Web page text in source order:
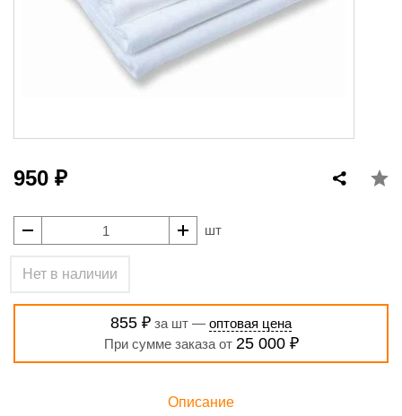
950 ₽
шт
Нет в наличии
855 ₽ за шт — оптовая цена
При сумме заказа от 25 000 ₽
Описание